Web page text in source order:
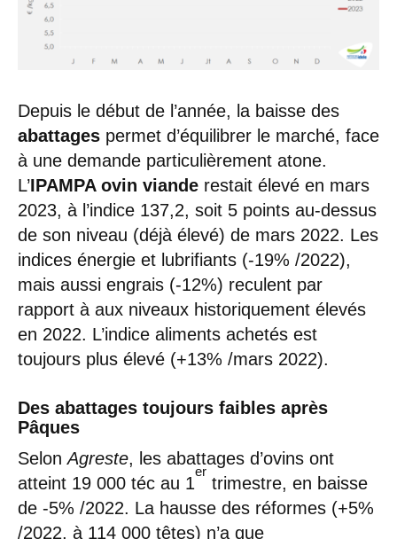
Depuis le début de l’année, la baisse des
abattages permet d’équilibrer le marché, face
à une demande particulièrement atone.
L’IPAMPA ovin viande restait élevé en mars
2023, à l’indice 137,2, soit 5 points au-dessus
de son niveau (déjà élevé) de mars 2022. Les
indices énergie et lubrifiants (-19% /2022),
mais aussi engrais (-12%) reculent par
rapport à aux niveaux historiquement élevés
en 2022. L’indice aliments achetés est
toujours plus élevé (+13% /mars 2022).
Des abattages toujours faibles après
Pâques
SelonAgreste, les abattages d’ovins ont
atteint 19 000 téc au 1
er
trimestre, en baisse
de -5% /2022. La hausse des réformes (+5%
/2022, à 114 000 têtes) n’a que